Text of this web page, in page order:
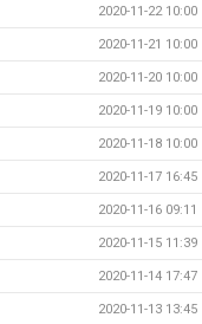
2020-11-22 10:00
2020-11-21 10:00
2020-11-20 10:00
2020-11-19 10:00
2020-11-18 10:00
2020-11-17 16:45
2020-11-16 09:11
2020-11-15 11:39
2020-11-14 17:47
2020-11-13 13:45